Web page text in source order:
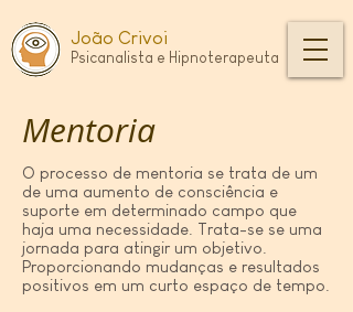
João Crivoi
Psicanalista e Hipnoterapeuta
Mentoria
O processo de mentoria se trata de um
de uma aumento de consciência e
suporte em determinado campo que
haja uma necessidade. Trata-se se uma
jornada para atingir um objetivo.
Proporcionando mudanças e resultados
positivos em um curto espaço de tempo.